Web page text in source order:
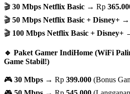
🎬 30 Mbps Netflix Basic → Rp
🎬 50 Mbps Netflix Basic + Disney+ →
🎬 100 Mbps Netflix Basic + Disney+
🔹 Paket Gamer IndiHome (WiFi
Game Stabil!)
🎮 30 Mbps → Rp 399.000 (Bonus